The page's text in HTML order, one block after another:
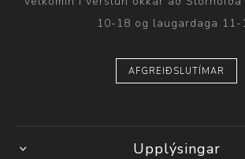
10-18 og laugardaga 11-
AFGREIÐSLUTÍMAR
Upplýsingar